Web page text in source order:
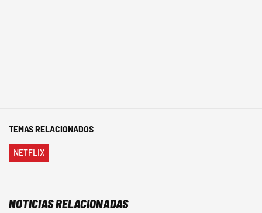
TEMAS RELACIONADOS
NETFLIX
NOTICIAS RELACIONADAS